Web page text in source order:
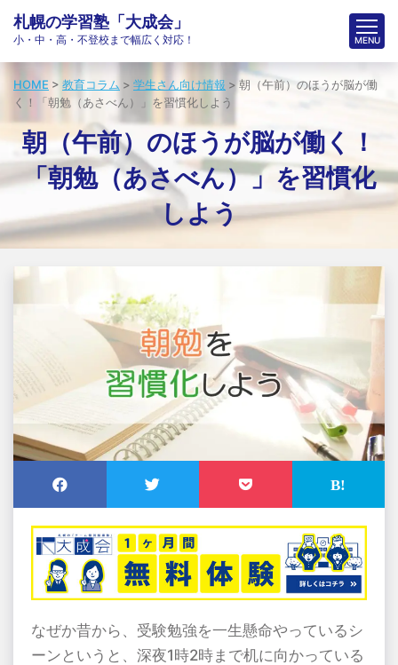
札幌の学習塾「大成会」
小・中・高・不登校まで幅広く対応！
HOME > 教育コラム > 学生さん向け情報 > 朝（午前）のほうが脳が働
く！「朝勉（あさべん）」を習慣化しよう
朝（午前）のほうが脳が働く！
「朝勉（あさべん）」を習慣化
しよう
なぜか昔から、受験勉強を一生懸命やっているシ
ーンというと、深夜1時2時まで机に向かっている